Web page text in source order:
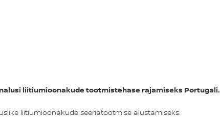
liitiumioonakude tootmistehase rajamiseks Portugali.
liitiumioonakude seeriatootmise alustamiseks.